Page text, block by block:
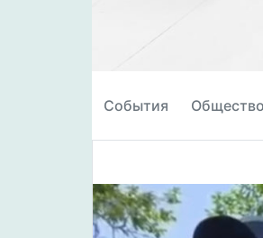
События Общество